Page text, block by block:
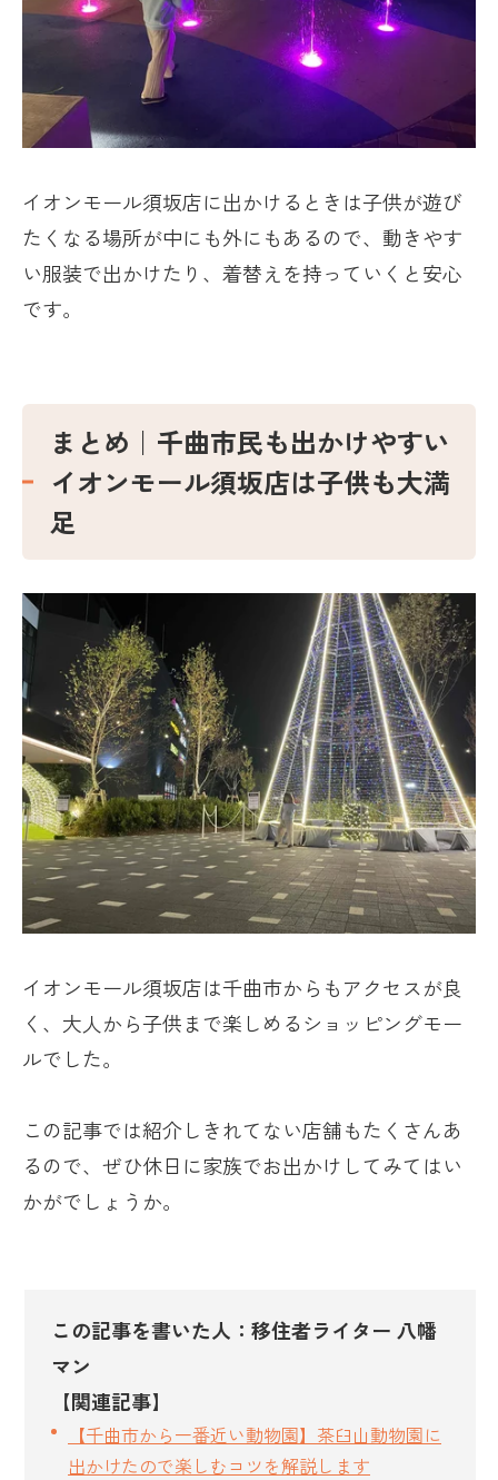
イオンモール須坂店に出かけるときは子供が遊び
たくなる場所が中にも外にもあるので、動きやす
い服装で出かけたり、着替えを持っていくと安心
です。
まとめ｜千曲市民も出かけやすい
イオンモール須坂店は子供も大満
足
イオンモール須坂店は千曲市からもアクセスが良
く、大人から子供まで楽しめるショッピングモー
ルでした。
この記事では紹介しきれてない店舗もたくさんあ
るので、ぜひ休日に家族でお出かけしてみてはい
かがでしょうか。
この記事を書いた人：移住者ライター 八幡
マン
【関連記事】
【千曲市から一番近い動物園】茶臼山動物園に
出かけたので楽しむコツを解説します